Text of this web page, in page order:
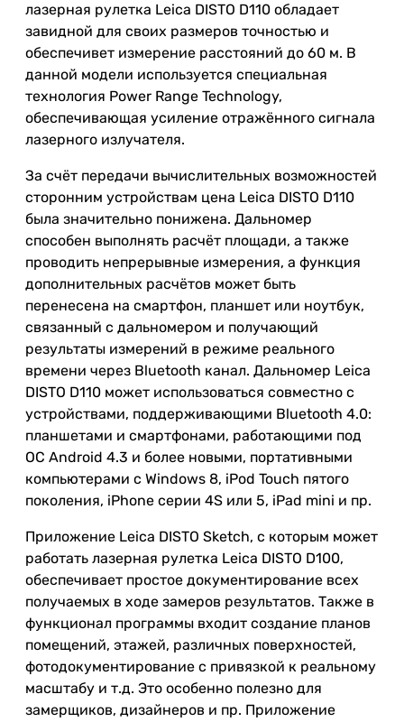
лазерная рулетка Leica DISTO D110 обладает
завидной для своих размеров точностью и
обеспечивет измерение расстояний до 60 м. В
данной модели используется специальная
технология Power Range Technology,
обеспечивающая усиление отражённого сигнала
лазерного излучателя.
За счёт передачи вычислительных возможностей
сторонним устройствам цена Leica DISTO D110
была значительно понижена. Дальномер
способен выполнять расчёт площади, а также
проводить непрерывные измерения, а функция
дополнительных расчётов может быть
перенесена на смартфон, планшет или ноутбук,
связанный с дальномером и получающий
результаты измерений в режиме реального
времени через Bluetooth канал. Дальномер Leica
DISTO D110 может использоваться совместно с
устройствами, поддерживающими Bluetooth 4.0:
планшетами и смартфонами, работающими под
ОС Android 4.3 и более новыми, портативными
компьютерами с Windows 8, iPod Touch пятого
поколения, iPhone серии 4S или 5, iPad mini и пр.
Приложение Leica DISTO Sketch, с которым может
работать лазерная рулетка Leica DISTO D100,
обеспечивает простое документирование всех
получаемых в ходе замеров результатов. Также в
функционал программы входит создание планов
помещений, этажей, различных поверхностей,
фотодокументирование с привязкой к реальному
масштабу и т.д. Это особенно полезно для
замерщиков, дизайнеров и пр. Приложение